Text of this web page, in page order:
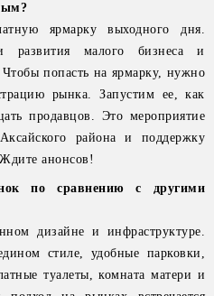
ярмарку выходного дня.
развития малого бизнеса и
попасть на ярмарку, нужно
рынка. Запустим ее, как
продавцов. Это мероприятие
района и поддержку
анонсов!
по сравнению с другими
дизайне и инфраструктуре.
стиле, удобные парковки,
туалеты, комната матери и